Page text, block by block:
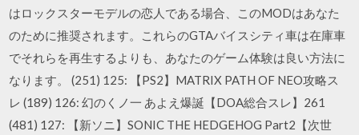
はロックスターモデルの恋人である場合、このMODはあなた
のために推奨されます。これらのGTAバイスシティ車は在庫車
でそれらを再生するよりも、あなたのゲーム体験は良い方法に
なります。 (251) 125: 【PS2】MATRIX PATH OF NEO攻略ス
レ (189) 126: 幻のくノ一 あよえ爆誕【DOA総合スレ】261
(481) 127: 【新ソニ】SONIC THE HEDGEHOG Part2【次世